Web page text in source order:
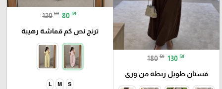
180 ₪ 130 ₪
فستان طويل ربطة من ورى
120 ₪ 80 ₪
ترنج نص كم قماشة رهيبة
S
M
L